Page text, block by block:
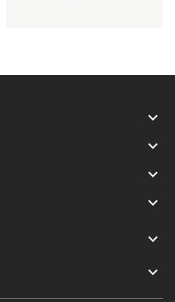





